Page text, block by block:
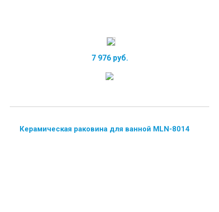
7 976 руб.
Керамическая раковина для ванной MLN-8014